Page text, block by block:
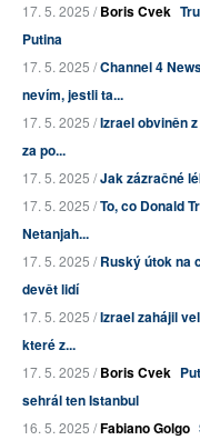
17. 5. 2025 /Boris Cvek
Putina
17. 5. 2025 /Channel 4
nevím, jestli ta...
17. 5. 2025 /Izrael obviněn
za po...
17. 5. 2025 /Jak zázračné
17. 5. 2025 /To, co Donald
Netanjah...
17. 5. 2025 /Ruský útok na
devět lidí
17. 5. 2025 /Izrael zahájil
které z...
17. 5. 2025 /Boris Cvek
sehrál ten Istanbul
16. 5. 2025 /Fabiano Golgo